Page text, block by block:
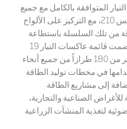
المتوافقة بالكامل مع جميع
، مع التركيز على الألواح
من تلك السلسلة باستطاعة
550 و600 و670 واط. وضمت قائمة عاكسات التيار 19
علامة تجارية رئيسية وأكثر من 180 طرازاً من جميع أنحاء
في محطات توليد الطاقة
إلى مشاريع الطاقة
الصناعية والتجارية،
لتغذية المنشآت الزراعية